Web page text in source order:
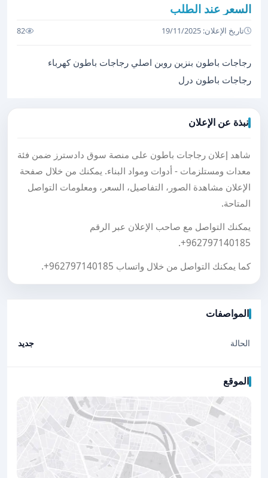
السعر عند الطلب
تاريخ الإعلان: 19/11/2025 82
رجاجات باطون بنزين روبن اصلي رجاجات باطون كهرباء
رجاجات باطون درل
نبذة عن الإعلان
شاهد إعلان رجاجات باطون على منصة سوق دادسترز ضمن فئة
معدات ومستلزمات - أدوات ومواد البناء. يمكنك من خلال صفحة
الإعلان مشاهدة الصور، التفاصيل، السعر، ومعلومات التواصل
المتاحة.
يمكنك التواصل مع صاحب الإعلان عبر الرقم
+962797140185
.
كما يمكنك التواصل من خلال واتساب +962797140185
.
المواصفات
الحالة جديد
الموقع